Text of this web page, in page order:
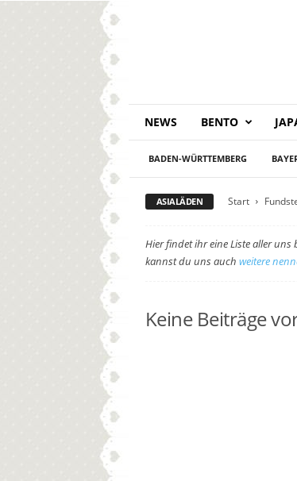
o
NEWS BENTO
BADEN-WÜRTTEMBERG
ASIALÄDEN Start
Hier findet ihr eine Liste aller
kannst du uns auch weitere
Keine Beiträge